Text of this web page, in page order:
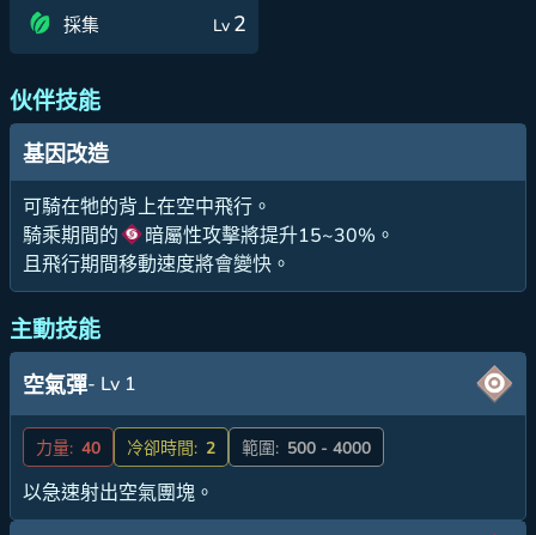
採集 Lv 2
伙伴技能
基因改造
可騎在牠的背上在空中飛行。
騎乘期間的
暗屬性攻擊將提升15~30%。
且飛行期間移動速度將會變快。
主動技能
空氣彈- Lv 1
力量: 40 冷卻時間: 2 範圍: 500 - 4000
以急速射出空氣團塊。